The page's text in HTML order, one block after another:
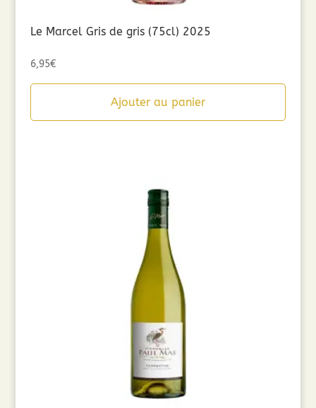
Le Marcel Gris de gris (75cl) 2025
6,95€
Ajouter au panier